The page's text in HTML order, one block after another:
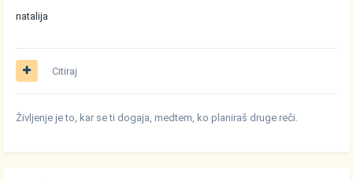
natalija
Citiraj
Življenje je to, kar se ti dogaja, medtem, ko planiraš druge reči.